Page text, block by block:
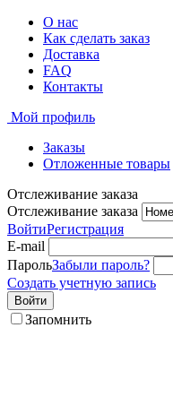
О нас
Как сделать заказ
Доставка
FAQ
Контакты
Мой профиль
Заказы
Отложенные товары
Отслеживание заказа
Отслеживание заказа
ВойтиРегистрация
E-mail
ПарольЗабыли пароль?
Создать учетную запись
Войти
Запомнить